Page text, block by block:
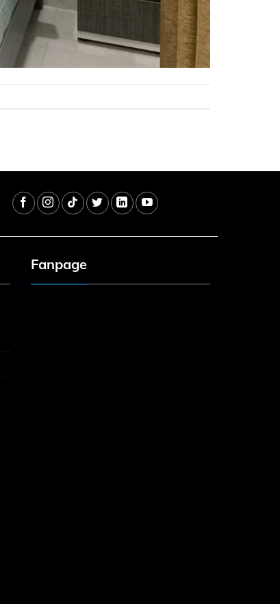
Fanpage